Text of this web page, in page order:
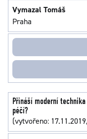
Vymazal Tomáš
Praha
Přináší moderní
péčí?
(vytvořeno: